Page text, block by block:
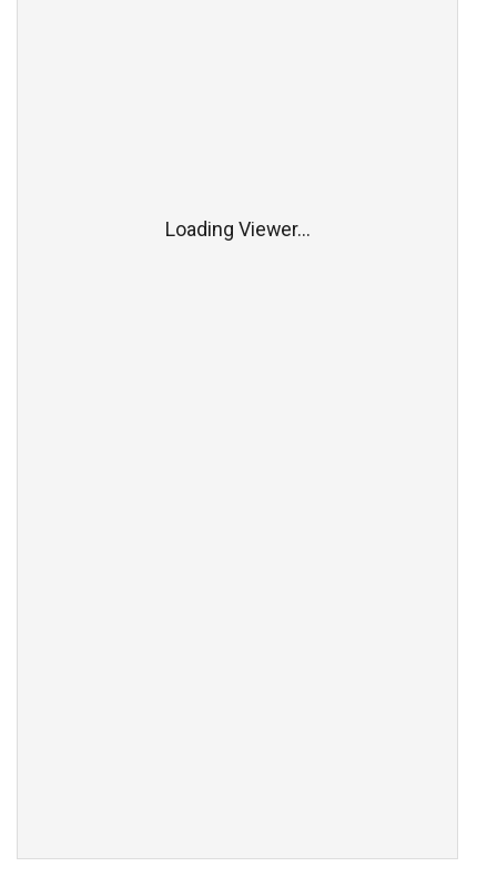
Loading Viewer...